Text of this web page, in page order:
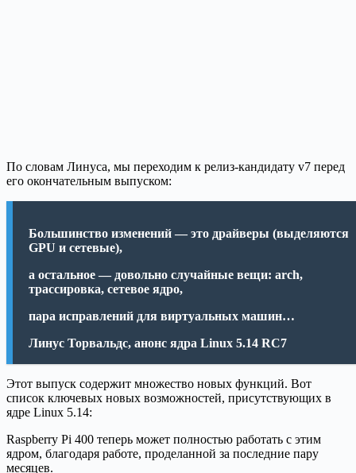
По словам Линуса, мы переходим к релиз-кандидату v7 перед
его окончательным выпуском:
Большинство изменений — это драйверы (выделяются
GPU и сетевые),
а остальное — довольно случайные вещи: arch,
трассировка, сетевое ядро,
пара исправлений для виртуальных машин…
Линус Торвальдс, анонс ядра Linux 5.14 RC7
Этот выпуск содержит множество новых функций. Вот
список ключевых новых возможностей, присутствующих в
ядре Linux 5.14:
Raspberry Pi 400 теперь может полностью работать с этим
ядром, благодаря работе, проделанной за последние пару
месяцев.